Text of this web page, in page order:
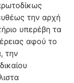
την αρχή
υπερέβη τα
αφού το
την